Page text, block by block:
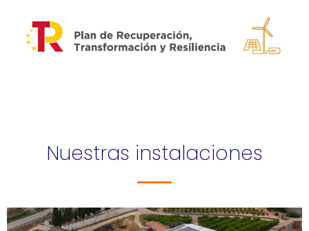
Nuestras instalaciones